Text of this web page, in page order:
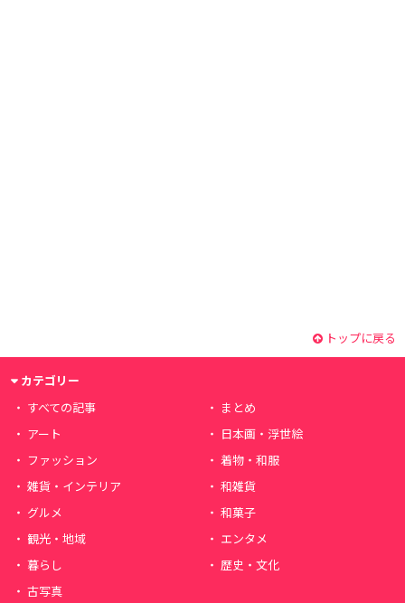
トップに戻る
カテゴリー
すべての記事
まとめ
アート
日本画・浮世絵
ファッション
着物・和服
雑貨・インテリア
和雑貨
グルメ
和菓子
観光・地域
エンタメ
暮らし
歴史・文化
古写真